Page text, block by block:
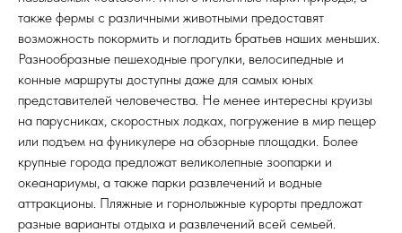
также фермы с различными животными предоставят
возможность покормить и погладить братьев наших меньших.
Разнообразные пешеходные прогулки, велосипедные и
конные маршруты доступны даже для самых юных
представителей человечества. Не менее интересны круизы
на парусниках, скоростных лодках, погружение в мир пещер
или подъем на фуникулере на обзорные площадки. Более
крупные города предложат великолепные зоопарки и
океанариумы, а также парки развлечений и водные
аттракционы. Пляжные и горнолыжные курорты предложат
разные варианты отдыха и развлечений всей семьей.